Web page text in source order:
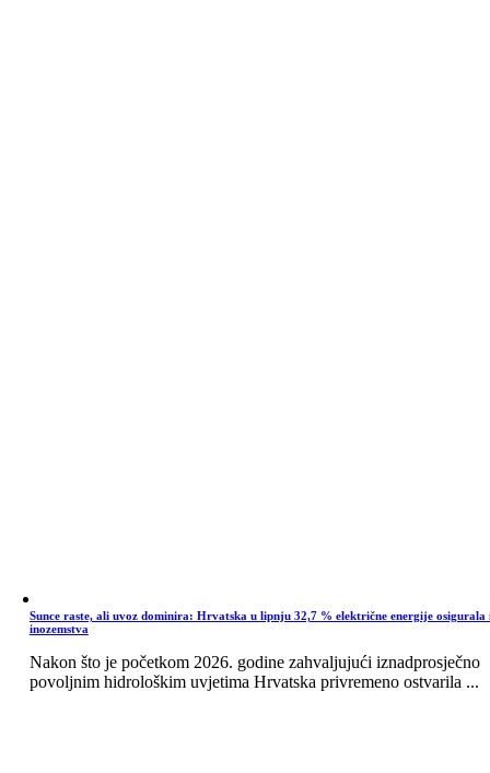
Sunce raste, ali uvoz dominira: Hrvatska u lipnju 32,7 % električne energije osigurala
inozemstva
Nakon što je početkom 2026. godine zahvaljujući iznadprosječno
povoljnim hidrološkim uvjetima Hrvatska privremeno ostvarila ...